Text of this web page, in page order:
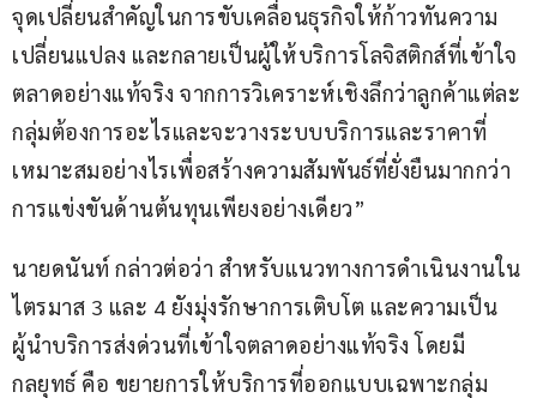
จุดเปลี่ยนสำคัญในการขับเคลื่อนธุรกิจให้ก้าวทันความ
เปลี่ยนแปลง และกลายเป็นผู้ให้บริการโลจิสติกส์ที่เข้าใจ
ตลาดอย่างแท้จริง จากการวิเคราะห์เชิงลึกว่าลูกค้าแต่ละ
กลุ่มต้องการอะไรและจะวางระบบบริการและราคาที่
เหมาะสมอย่างไรเพื่อสร้างความสัมพันธ์ที่ยั่งยืนมากกว่า
การแข่งขันด้านต้นทุนเพียงอย่างเดียว”
นายดนันท์ กล่าวต่อว่า สำหรับแนวทางการดำเนินงานใน
ไตรมาส 3 และ 4 ยังมุ่งรักษาการเติบโต และความเป็น
ผู้นำบริการส่งด่วนที่เข้าใจตลาดอย่างแท้จริง โดยมี
กลยุทธ์ คือ ขยายการให้บริการที่ออกแบบเฉพาะกลุ่ม